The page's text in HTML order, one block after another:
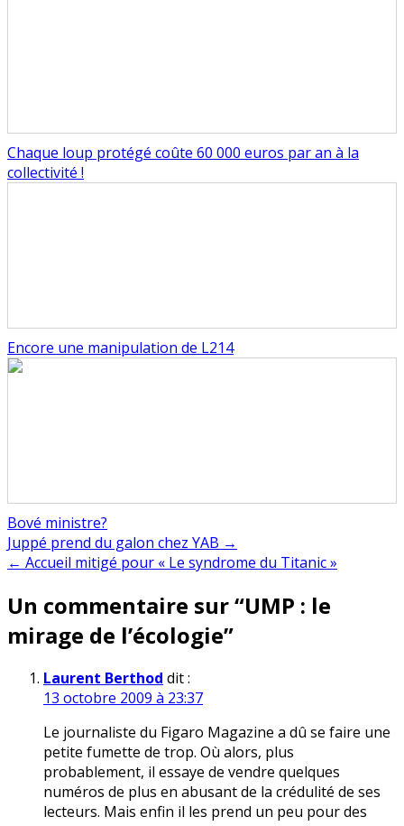
Chaque loup protégé coûte 60 000 euros par an à la
collectivité !
Encore une manipulation de L214
Bové ministre?
Navigation
de
l’article
Juppé prend du galon chez YAB →
← Accueil mitigé pour « Le syndrome du Titanic »
Un commentaire sur “UMP : le
mirage de l’écologie”
Laurent Berthod dit :
13 octobre 2009 à 23:37
Le journaliste du Figaro Magazine a dû se faire une
petite fumette de trop. Où alors, plus
probablement, il essaye de vendre quelques
numéros de plus en abusant de la crédulité de ses
lecteurs. Mais enfin il les prend un peu pour des